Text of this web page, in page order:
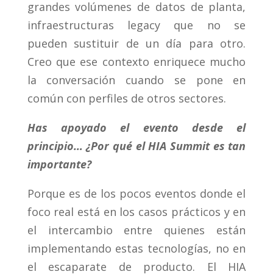
grandes volúmenes de datos de planta,
infraestructuras legacy que no se
pueden sustituir de un día para otro.
Creo que ese contexto enriquece mucho
la conversación cuando se pone en
común con perfiles de otros sectores.
Has apoyado el evento desde el
principio… ¿Por qué el HIA Summit es tan
importante?
Porque es de los pocos eventos donde el
foco real está en los casos prácticos y en
el intercambio entre quienes están
implementando estas tecnologías, no en
el escaparate de producto. El HIA